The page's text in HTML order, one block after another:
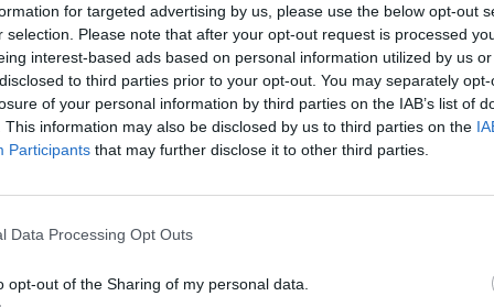
for targeted advertising by us, please use the below opt-out
selection. Please note that after your opt-out request is processed
interest-based ads based on personal information utilized by us
to third parties prior to your opt-out. You may separately
of your personal information by third parties on the IAB’s list of
This information may also be disclosed by us to third parties on the
Participants that may further disclose it to other third parties.
Data Processing Opt Outs
opt-out of the Sharing of my personal data.
u źródeł”. Czym tak właściwie
do korzeni. Wybitni szefowie kuchni z
miejscu na świecie żeby poszukać
która uznawana jest za jedną z
podczas szczytu klimatycznego w
kilku najwybitniejszych kucharzy na